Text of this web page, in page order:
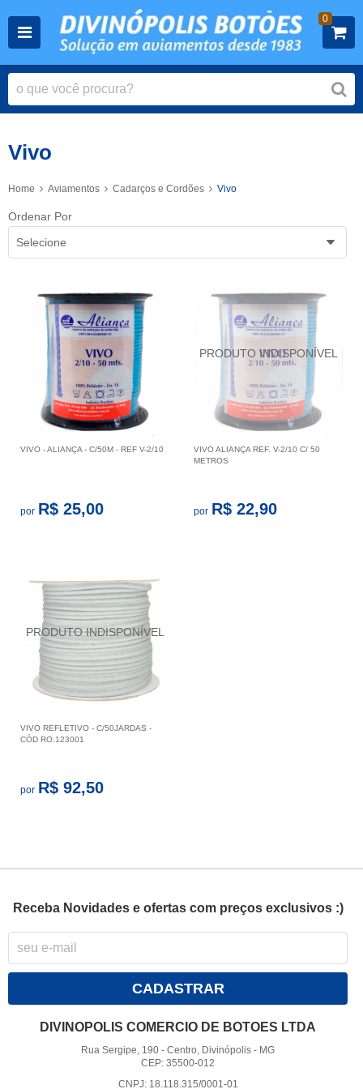
0
Vivo
Home Aviamentos Cadarços e Cordões Vivo
Ordenar Por
Selecione
VIVO - ALIANÇA - C/50M - REF V-2/10
por R$ 25,00
VIVO ALIANÇA REF. V-2/10 C/ 50
METROS
por R$ 22,90
VIVO REFLETIVO - C/50JARDAS -
CÓD RO.123001
por R$ 92,50
Receba Novidades e ofertas com preços exclusivos :)
CADASTRAR
DIVINOPOLIS COMERCIO DE BOTOES LTDA
Rua Sergipe, 190 -Centro, Divinópolis - MG
CEP: 35500-012
CNPJ: 18.118.315/0001-01